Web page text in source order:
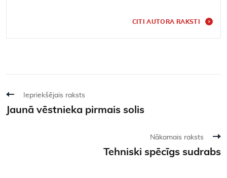
CITI AUTORA RAKSTI
Iepriekšējais raksts
Jaunā vēstnieka pirmais solis
Nākamais raksts
Tehniski spēcīgs sudrabs